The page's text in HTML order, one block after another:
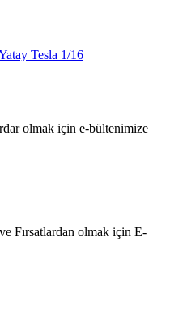
Tesla 1/16
olmak için e-bültenimize
Fırsatlardan olmak için E-